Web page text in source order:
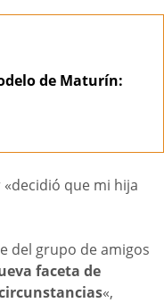
de Maturín:
que mi hija
del grupo de amigos
faceta de
«,